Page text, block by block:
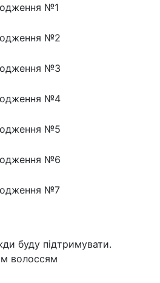
№1
№2
№3
№4
№5
№6
№7
буду підтримувати.
волоссям